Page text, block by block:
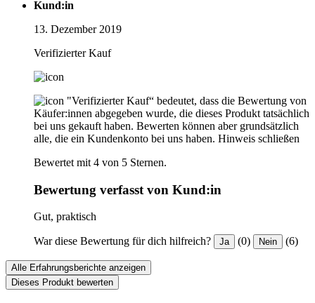
Kund:in
13. Dezember 2019
Verifizierter Kauf
"Verifizierter Kauf“ bedeutet, dass die Bewertung von
Käufer:innen abgegeben wurde, die dieses Produkt tatsächlich
bei uns gekauft haben. Bewerten können aber grundsätzlich
alle, die ein Kundenkonto bei uns haben. Hinweis schließen
Bewertet mit 4 von 5 Sternen.
Bewertung verfasst von Kund:in
Gut, praktisch
War diese Bewertung für dich hilfreich? Ja (0) Nein (6)
Alle Erfahrungsberichte anzeigen
Dieses Produkt bewerten